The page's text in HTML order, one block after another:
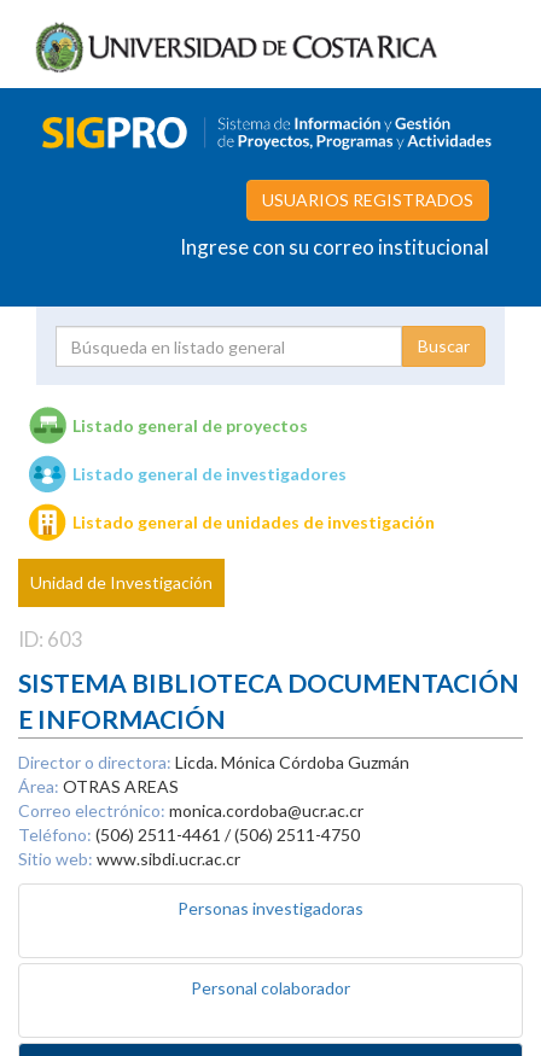
USUARIOS REGISTRADOS
Ingrese con su correo institucional
Unidades de investigación
Listado general de proyectos
Listado general de investigadores
Listado general de unidades de investigación
Unidad de Investigación
ID: 603
SISTEMA BIBLIOTECA DOCUMENTACIÓN
E INFORMACIÓN
Director o directora: Licda. Mónica Córdoba Guzmán
Área: OTRAS AREAS
Correo electrónico: monica.cordoba@ucr.ac.cr
Teléfono: (506) 2511-4461 / (506) 2511-4750
Sitio web: www.sibdi.ucr.ac.cr
Personas investigadoras
Personal colaborador